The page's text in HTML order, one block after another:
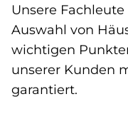
Unsere
Auswahl von
wichtigen
unserer Kunden
garantiert.